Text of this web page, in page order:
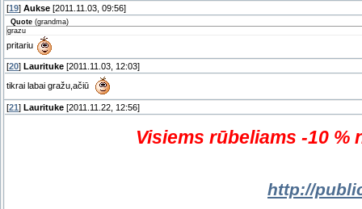
[19] Aukse [2011.11.03, 09:56]
Quote (grandma)
grazu
pritariu
[20] Laurituke [2011.11.03, 12:03]
tikrai labai gražu,ačiū
[21 ] Laurituke [2011.11.22, 12:56]
Visiems rūbeliams -10
http://